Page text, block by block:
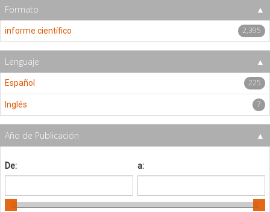
Formato
informe científico 2,395
Lenguaje
Español 225
Inglés 7
Año de Publicación
De: a: